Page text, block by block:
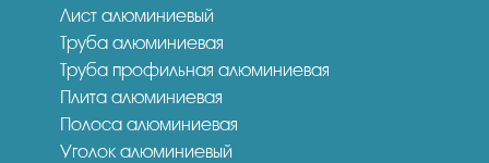
Лист алюминиевый
Труба алюминиевая
Труба профильная алюминиевая
Плита алюминиевая
Полоса алюминиевая
Уголок алюминиевый